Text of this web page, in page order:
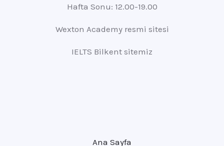
Hafta Sonu: 12.00-19.00
Wexton Academy resmi sitesi
IELTS Bilkent sitemiz
Ana Sayfa